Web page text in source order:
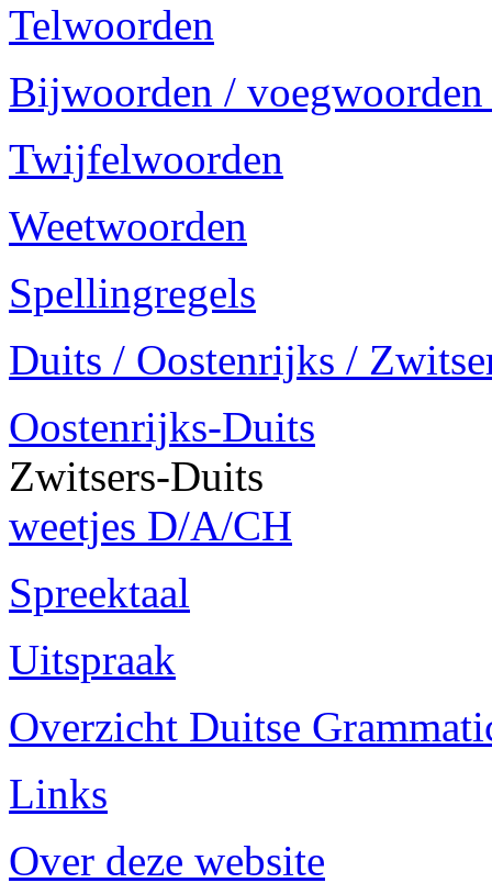
Telwoorden
Bijwoorden /
Twijfelwoorden
Weetwoorden
Spellingregels
Duits / Oostenrijks /
Oostenrijks-Duits
Zwitsers-Duits
weetjes D/A/CH
Spreektaal
Uitspraak
Overzicht Duitse
Links
Over deze website